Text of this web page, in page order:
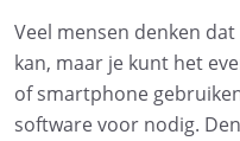
Veel mensen denken
kan, maar je kunt het
of smartphone
software voor nodig.